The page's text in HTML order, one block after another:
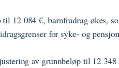
12 084 €, barnfradrag økes,
for syke- og
av grunnbeløp til 12 348